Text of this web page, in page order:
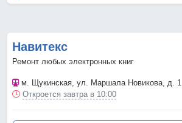
Навитекс
Ремонт любых электронных книг
м. Щукинская, ул. Маршала Новикова, д. 1
Откроется завтра в 10:00